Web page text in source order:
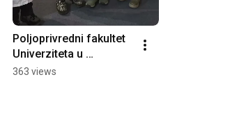
Poljoprivredni fakultet
Univerziteta u
Beogradu na
363 views